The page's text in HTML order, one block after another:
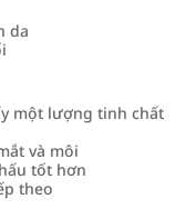
da
một lượng tinh chất
và môi
tốt hơn
theo